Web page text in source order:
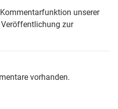
unserer
zur
vorhanden.